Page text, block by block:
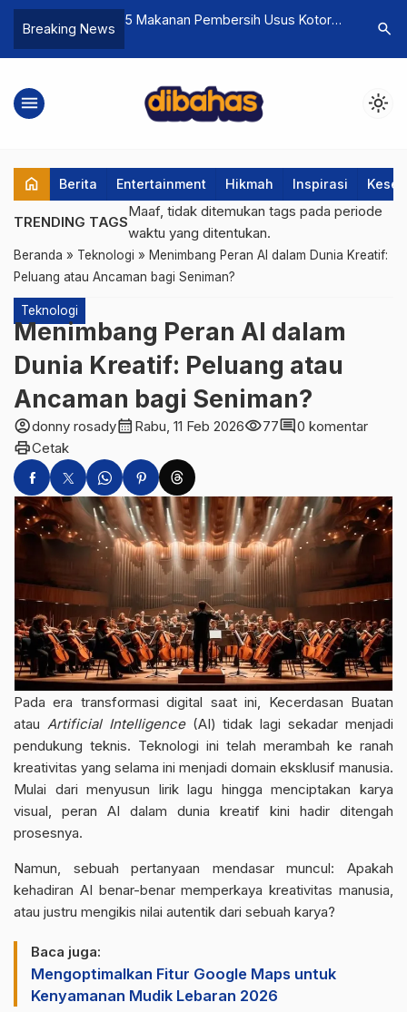
Breaking News
5 Makanan Pembersih Usus Kotor
Secara Alami Tanpa Obat Pencahar
Mengulas Potensi
search
menu light_mode
home Berita Entertainment Hikmah Inspirasi
TRENDING TAGS
Maaf, tidak ditemukan tags pada periode
waktu yang ditentukan.
Beranda » Teknologi » Menimbang Peran AI dalam Dunia Kreatif:
Peluang atau Ancaman bagi Seniman?
Teknologi
Menimbang Peran AI dalam
Dunia Kreatif: Peluang atau
Ancaman bagi Seniman?
account_circledonny rosadycalendar_month Rabu, 11 Feb 2026visibility77comment0 komentar
printCetak
Pada era transformasi digital saat ini, Kecerdasan Buatan
atau Artificial Intelligence(AI) tidak lagi sekadar menjadi
pendukung teknis. Teknologi ini telah merambah ke ranah
kreativitas yang selama ini menjadi domain eksklusif manusia.
Mulai dari menyusun lirik lagu hingga menciptakan karya
visual, peran AI dalam dunia kreatif kini hadir ditengah
prosesnya.
Namun, sebuah pertanyaan mendasar muncul: Apakah
kehadiran AI benar-benar memperkaya kreativitas manusia,
atau justru mengikis nilai autentik dari sebuah karya?
Baca juga:
Mengoptimalkan Fitur Google Maps untuk
Kenyamanan Mudik Lebaran 2026